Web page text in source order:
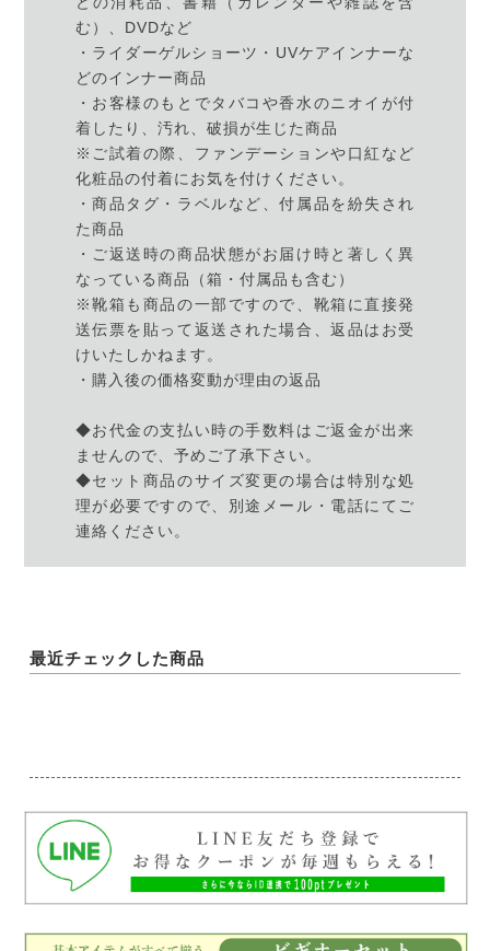
む）、DVDなど
・ライダーゲルショーツ・UVケアインナーな
どのインナー商品
・お客様のもとでタバコや香水のニオイが付
着したり、汚れ、破損が生じた商品
※ご試着の際、ファンデーションや口紅など
化粧品の付着にお気を付けください。
・商品タグ・ラベルなど、付属品を紛失され
た商品
・ご返送時の商品状態がお届け時と著しく異
なっている商品（箱・付属品も含む）
※靴箱も商品の一部ですので、靴箱に直接発
送伝票を貼って返送された場合、返品はお受
けいたしかねます。
・購入後の価格変動が理由の返品
◆お代金の支払い時の手数料はご返金が出来
ませんので、予めご了承下さい。
◆セット商品のサイズ変更の場合は特別な処
理が必要ですので、別途メール・電話にてご
連絡ください。
最近チェックした商品